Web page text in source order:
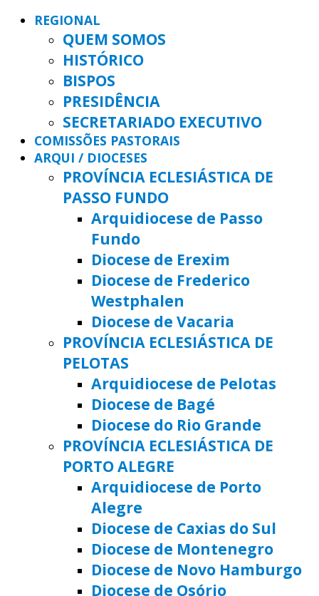
REGIONAL
QUEM SOMOS
HISTÓRICO
BISPOS
PRESIDÊNCIA
SECRETARIADO EXECUTIVO
COMISSÕES PASTORAIS
ARQUI / DIOCESES
PROVÍNCIA ECLESIÁSTICA DE
PASSO FUNDO
Arquidiocese de Passo
Fundo
Diocese de Erexim
Diocese de Frederico
Westphalen
Diocese de Vacaria
PROVÍNCIA ECLESIÁSTICA DE
PELOTAS
Arquidiocese de Pelotas
Diocese de Bagé
Diocese do Rio Grande
PROVÍNCIA ECLESIÁSTICA DE
PORTO ALEGRE
Arquidiocese de Porto
Alegre
Diocese de Caxias do Sul
Diocese de Montenegro
Diocese de Novo Hamburgo
Diocese de Osório